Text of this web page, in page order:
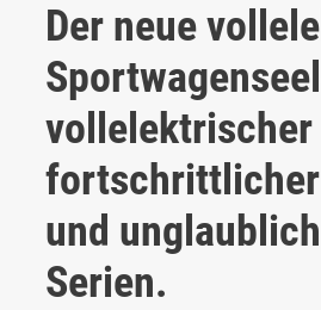
Der neue
vollelektrischer
fortschrittlicher
und
Serien.